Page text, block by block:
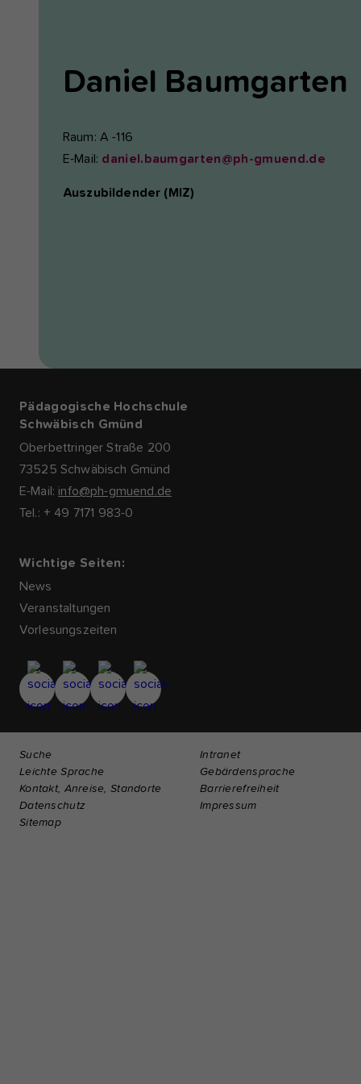
Daniel Baumgarten
Raum: A -116
E-Mail: daniel.baumgarten@ph-gmuend.de
Auszubildender (MIZ)
Pädagogische Hochschule
Schwäbisch Gmünd
Oberbettringer Straße 200
73525 Schwäbisch Gmünd
E-Mail: info@ph-gmuend.de
Tel.: + 49 7171 983-0
Wichtige Seiten:
News
Veranstaltungen
Vorlesungszeiten
Suche
Intranet
Leichte Sprache
Gebärdensprache
Kontakt, Anreise, Standorte
Barrierefreiheit
Datenschutz
Impressum
Sitemap